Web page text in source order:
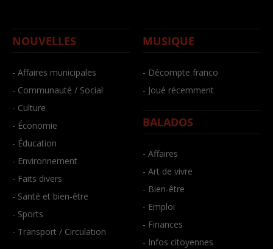
NOUVELLES
- Affaires municipales
- Communauté / Social
- Culture
- Économie
- Éducation
- Environnement
- Faits divers
- Santé et bien-être
- Sports
- Transport / Circulation
MUSIQUE
- Décompte franco
- Joué récemment
BALADOS
- Affaires
- Art de vivre
- Bien-être
- Emploi
- Finances
- Infos citoyennes